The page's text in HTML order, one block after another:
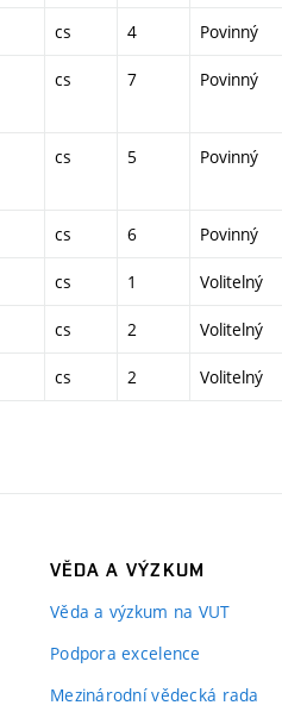
cs 4 Povinný
cs 7 Povinný
cs 5 Povinný
cs 6 Povinný
cs 1 Volitelný
cs 2 Volitelný
cs 2 Volitelný
VĚDA A VÝZKUM
Věda a výzkum na VUT
Podpora excelence
Mezinárodní vědecká rada